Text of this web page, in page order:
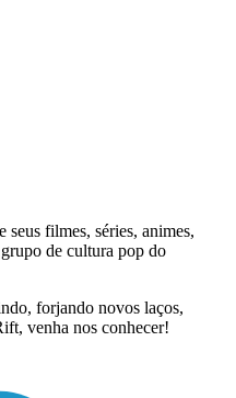
filmes, séries, animes,
de cultura pop do
forjando novos laços,
venha nos conhecer!